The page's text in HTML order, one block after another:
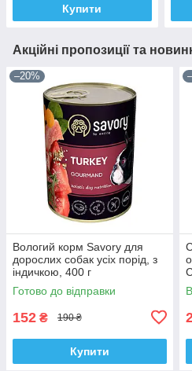
Купити
Акційні пропозиції та
–20%
Вологий корм Savory для
дорослих собак усіх порід, з
індичкою, 400 г
Готово до відправки
152 ₴ 190 ₴
Купити